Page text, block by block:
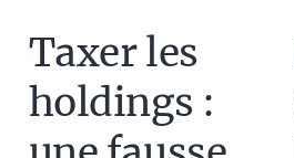
Taxer les
holdings :